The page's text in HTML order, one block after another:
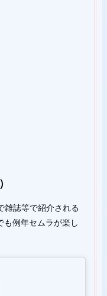
雑誌等で紹介される
も例年セムラが楽し